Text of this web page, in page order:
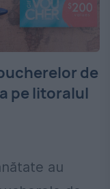
de
pe litoralul
au